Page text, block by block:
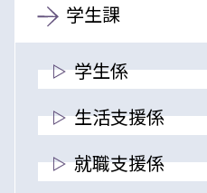
学生課
学生係
生活支援係
就職支援係